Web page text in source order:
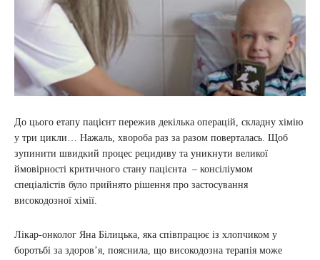
До цього етапу пацієнт пережив декілька операцій, складну хімію
у три цикли… Нажаль, хвороба раз за разом поверталась. Щоб
зупинити швидкий процес рецидиву та уникнути великої
ймовірності критичного стану пацієнта – консіліумом
спеціалістів було прийнято рішення про застосування
високодозної хімії.
Лікар-онколог Яна Білицька, яка співпрацює із хлопчиком у
боротьбі за здоров’я, пояснила, що високодозна терапія може